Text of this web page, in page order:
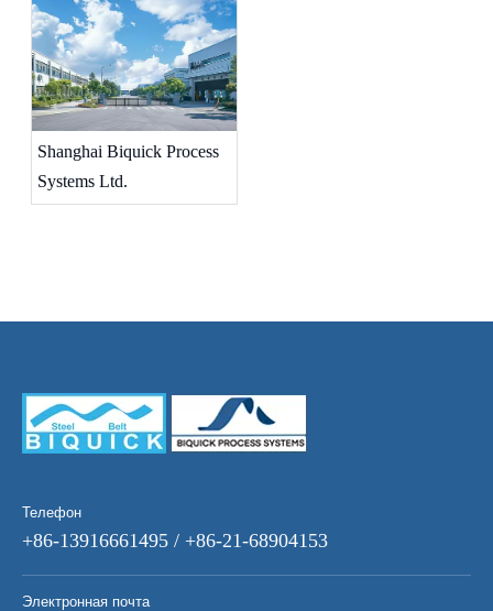
Shanghai Biquick Process
Systems Ltd.
Телефон
+86-13916661495 / +86-21-68904153
Электронная почта